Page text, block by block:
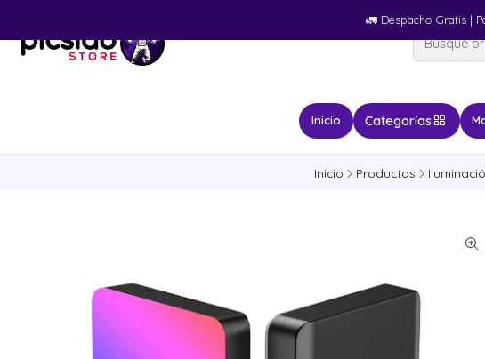
Inicio Categorías
🚛​ Despacho Gratis |
Inicio Productos